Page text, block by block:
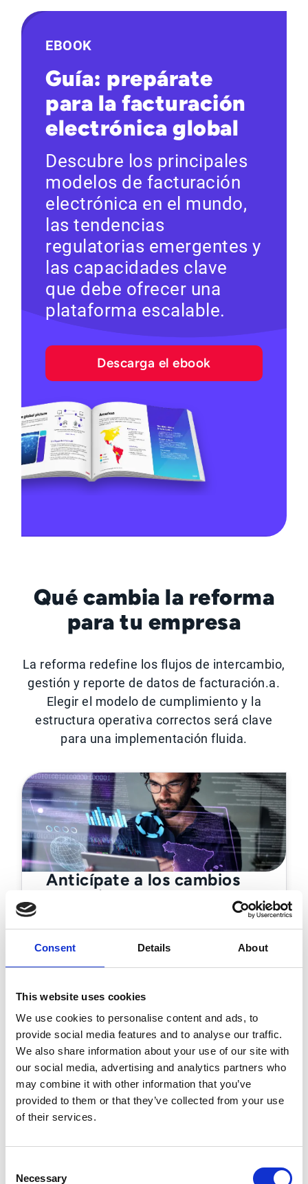
Consent Details About
This website uses cookies
We use cookies to personalise content and ads, to
provide social media features and to analyse our traffic.
We also share information about your use of our site with
our social media, advertising and analytics partners who
may combine it with other information that you’ve
provided to them or that they’ve collected from your use
of their services.
Selection
Necessary
EBOOK
Guía: prepárate
para la facturación
electrónica global
Descubre los principales
modelos de facturación
electrónica en el mundo,
las tendencias
regulatorias emergentes y
las capacidades clave
que debe ofrecer una
plataforma escalable.
Descarga el ebook
Qué cambia la reforma
para tu empresa
La reforma redefine los flujos de intercambio,
gestión y reporte de datos de facturación.a.
Elegir el modelo de cumplimiento y la
estructura operativa correctos será clave
para una implementación fluida.
Anticípate a los cambios
operativos
La obligatoriedad afecta a la gestión
de datos de factura, a los flujos de
trabajo internos y a la relación con
preparación temprana reduce las
fricciones cuando la normativa entre
en vigor.
Revisa el contenido, los datos y los
campos obligatorios de tus
facturas.
Alinea tu ERP con los flujos de